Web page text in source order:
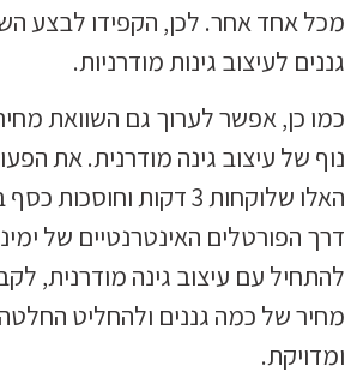
מכל אחד אחר. לכן, הקפידו לבצע
גננים לעיצוב גינות מודרניות.
כמו כן, אפשר לערוך גם השוואת
נוף של עיצוב גינה מודרנית. את
האלו שלוקחות 3 דקות
דרך הפורטלים האינטרנטיים של
להתחיל עם עיצוב גינה מודרנית,
מחיר של כמה גננים ולהחליט
ומדויקת.